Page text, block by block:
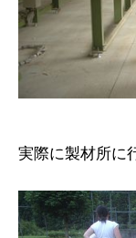
実際に製材所に